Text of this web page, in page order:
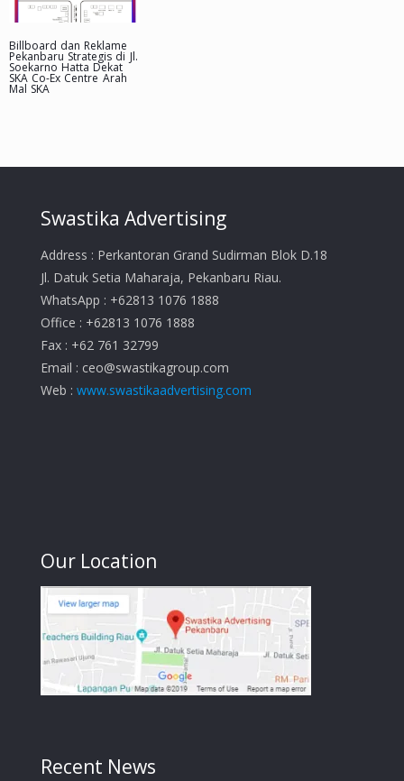
Billboard dan Reklame
Pekanbaru Strategis di Jl.
Soekarno Hatta Dekat
SKA Co-Ex Centre Arah
Mal SKA
Swastika Advertising
Address : Perkantoran Grand Sudirman Blok D.18
Jl. Datuk Setia Maharaja, Pekanbaru Riau.
WhatsApp : +62813 1076 1888
Office : +62813 1076 1888
Fax : +62 761 32799
Email : ceo@swastikagroup.com
Web : www.swastikaadvertising.com
Our Location
Recent News